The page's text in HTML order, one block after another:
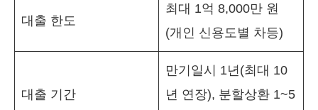
대출 한도
최대 1억 8,000만 원
(개인 신용도별 차등)
대출 기간
만기일시 1년(최대 10
년 연장), 분할상환 1~5